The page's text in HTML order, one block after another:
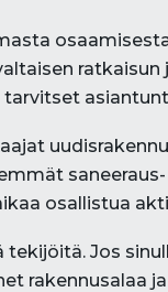
osallistua
Jos
rakennusalaa